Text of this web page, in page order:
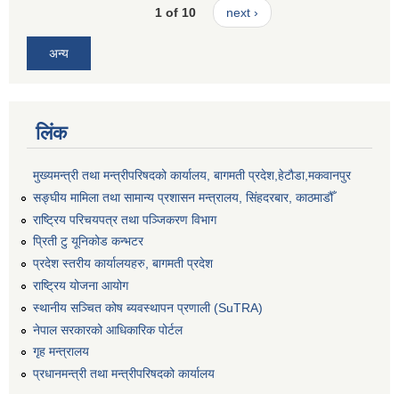
1 of 10 next ›
अन्य
लिंक
मुख्यमन्त्री तथा मन्त्रीपरिषदको कार्यालय, बागमती प्रदेश,हेटाैडा,मकवानपुर
सङ्‍घीय मामिला तथा सामान्य प्रशासन मन्त्रालय, सिंहदरबार, काठमाडौँ
राष्ट्रिय परिचयपत्र तथा पञ्जिकरण विभाग
प्रिती टु यूनिकोड कन्भटर
प्रदेश स्तरीय कार्यालयहरु, बागमती प्रदेश
राष्ट्रिय योजना आयोग
स्थानीय सञ्चित कोष ब्यवस्थापन प्रणाली (SuTRA)
नेपाल सरकारको आधिकारिक पोर्टल
गृह मन्त्रालय
प्रधानमन्त्री तथा मन्त्रीपरिषदको कार्यालय